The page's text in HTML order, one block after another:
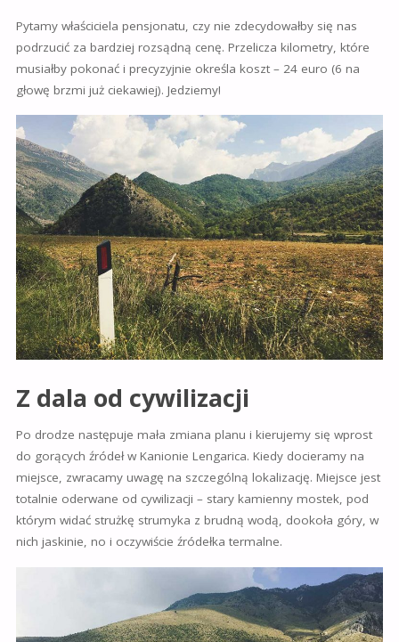
Pytamy właściciela pensjonatu, czy nie zdecydowałby się nas
podrzucić za bardziej rozsądną cenę. Przelicza kilometry, które
musiałby pokonać i precyzyjnie określa koszt – 24 euro (6 na
głowę brzmi już ciekawiej). Jedziemy!
Z dala od cywilizacji
Po drodze następuje mała zmiana planu i kierujemy się wprost
do gorących źródeł w Kanionie Lengarica. Kiedy docieramy na
miejsce, zwracamy uwagę na szczególną lokalizację. Miejsce jest
totalnie oderwane od cywilizacji – stary kamienny mostek, pod
którym widać strużkę strumyka z brudną wodą, dookoła góry, w
nich jaskinie, no i oczywiście źródełka termalne.